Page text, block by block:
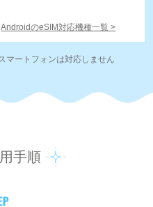
AndroidのeSIM対応機種一覧 >
マートフォンは対応しません
手順